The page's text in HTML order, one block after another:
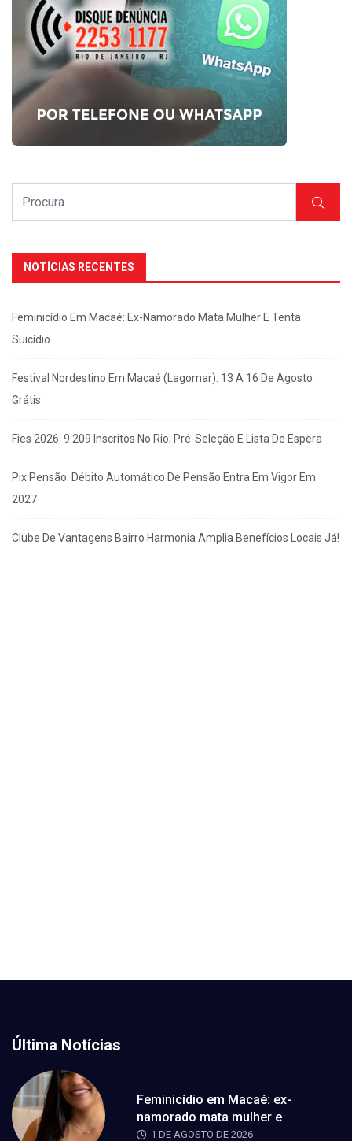
NOTÍCIAS RECENTES
Feminicídio Em Macaé: Ex-Namorado Mata Mulher E Tenta
Suicídio
Festival Nordestino Em Macaé (Lagomar): 13 A 16 De Agosto
Grátis
Fies 2026: 9.209 Inscritos No Rio; Pré-Seleção E Lista De Espera
Pix Pensão: Débito Automático De Pensão Entra Em Vigor Em
2027
Clube De Vantagens Bairro Harmonia Amplia Benefícios Locais Já!
Última Notícias
Feminicídio em Macaé: ex-
namorado mata mulher e
1 DE AGOSTO DE 2026